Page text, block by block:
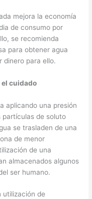
mejora la economía
de consumo por
se recomienda
para obtener agua
dinero para ello.
el cuidado
aplicando una presión
partículas de soluto
se trasladen de una
de menor
de una
almacenados algunos
ser humano.
utilización de